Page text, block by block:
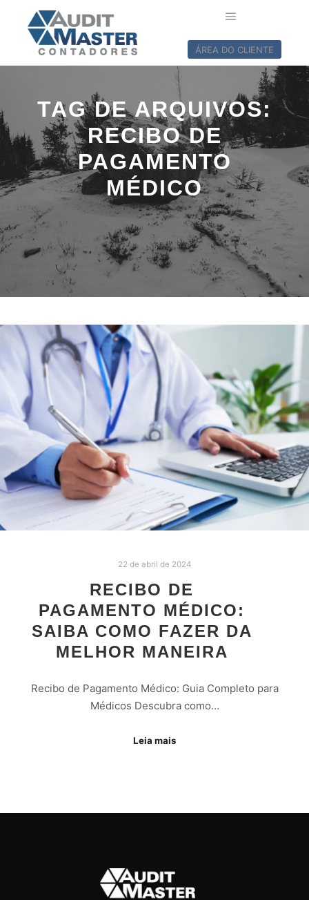
ÁREA DO CLIENTE
TAG DE ARQUIVOS:
RECIBO DE
PAGAMENTO
MÉDICO
22 de abril de 2024
RECIBO DE
PAGAMENTO MÉDICO:
SAIBA COMO FAZER DA
MELHOR MANEIRA
Recibo de Pagamento Médico: Guia Completo para
Médicos Descubra como…
Leia mais